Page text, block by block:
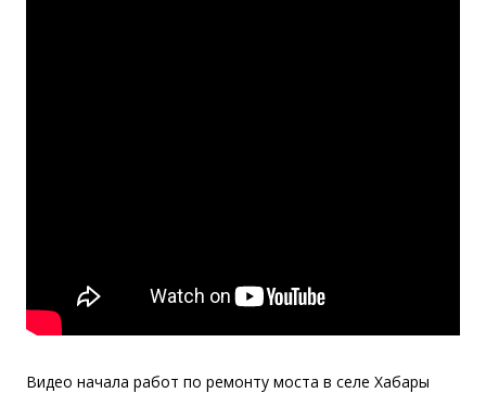
Видео начала работ по ремонту моста в селе Хабары